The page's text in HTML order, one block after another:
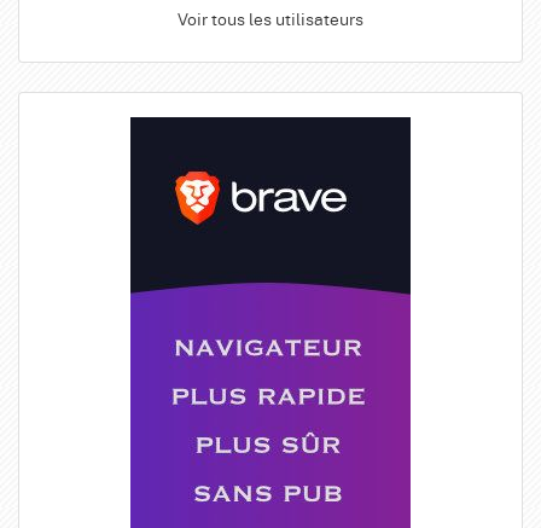
Voir tous les utilisateurs